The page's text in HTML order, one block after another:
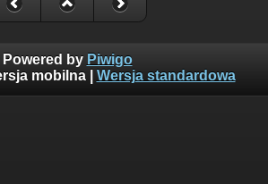
Powered by Piwigo
mobilna| Wersja standardowa